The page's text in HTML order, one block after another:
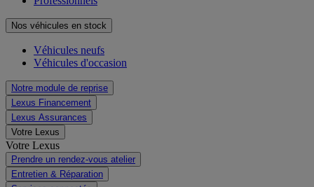
Nos véhicules en stock
Véhicules neufs
Véhicules d'occasion
Notre module de reprise
Lexus Financement
Lexus Assurances
Votre Lexus
Votre Lexus
Prendre un rendez-vous atelier
Entretien & Réparation